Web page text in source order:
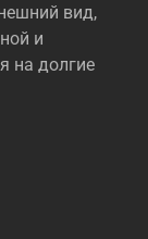
вид,
и
на долгие